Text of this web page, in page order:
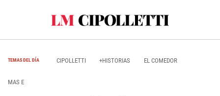
TEMAS DEL DÍA CIPOLLETTI +HISTORIAS EL COMEDOR
MAS E